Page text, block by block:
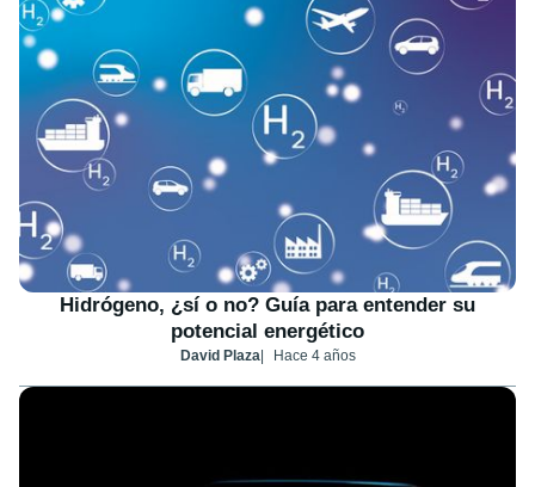
Hidrógeno, ¿sí o no? Guía para entender su
potencial energético
David Plaza Hace 4 años